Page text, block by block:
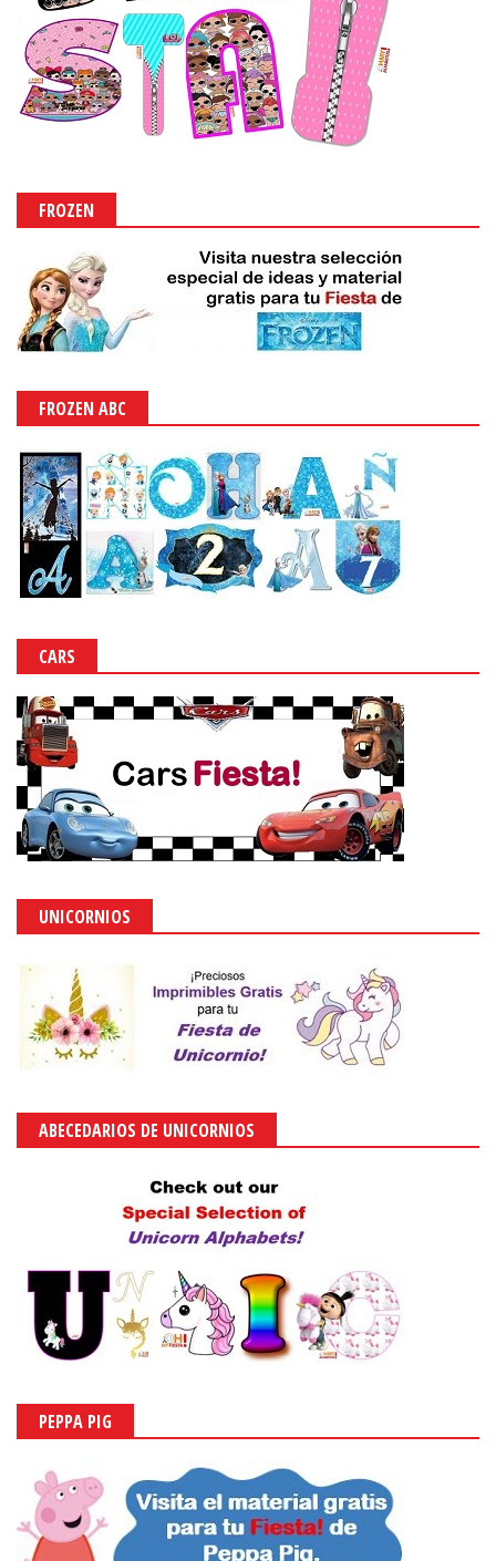
FROZEN
FROZEN ABC
CARS
UNICORNIOS
ABECEDARIOS DE UNICORNIOS
PEPPA PIG